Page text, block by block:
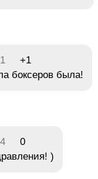
+1
боксеров была!
0
)